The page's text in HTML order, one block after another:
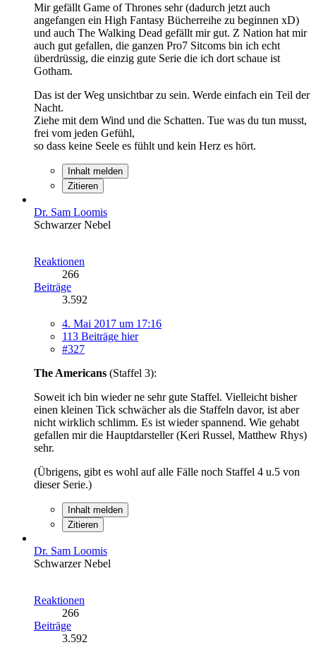
Mir gefällt Game of Thrones sehr (dadurch jetzt auch
angefangen ein High Fantasy Bücherreihe zu beginnen xD)
und auch The Walking Dead gefällt mir gut. Z Nation hat mir
auch gut gefallen, die ganzen Pro7 Sitcoms bin ich echt
überdrüssig, die einzig gute Serie die ich dort schaue ist
Gotham.
Das ist der Weg unsichtbar zu sein. Werde einfach ein Teil der
Nacht.
Ziehe mit dem Wind und die Schatten. Tue was du tun musst,
frei vom jeden Gefühl,
so dass keine Seele es fühlt und kein Herz es hört.
Inhalt melden
Zitieren
Dr. Sam Loomis
Schwarzer Nebel
Reaktionen
266
Beiträge
3.592
4. Mai 2017 um 17:16
113 Beiträge hier
#327
The Americans (Staffel 3):
Soweit ich bin wieder ne sehr gute Staffel. Vielleicht bisher
einen kleinen Tick schwächer als die Staffeln davor, ist aber
nicht wirklich schlimm. Es ist wieder spannend. Wie gehabt
gefallen mir die Hauptdarsteller (Keri Russel, Matthew Rhys)
sehr.
(Übrigens, gibt es wohl auf alle Fälle noch Staffel 4 u.5 von
dieser Serie.)
Inhalt melden
Zitieren
Dr. Sam Loomis
Schwarzer Nebel
Reaktionen
266
Beiträge
3.592